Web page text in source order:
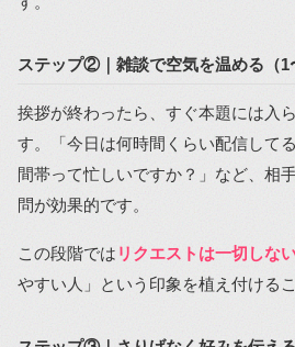
ステップ②｜雑談で空気を温める（1
挨拶が終わったら、すぐ本題には入
す。「今日は何時間くらい配信して
間帯って忙しいですか？」など、相
問が効果的です。
この段階では リクエストは一切しな
やすい人」という印象を植え付ける